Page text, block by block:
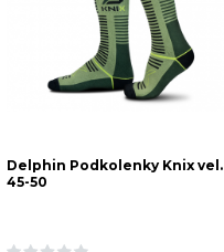
Delphin Podkolenky Knix vel.
45-50